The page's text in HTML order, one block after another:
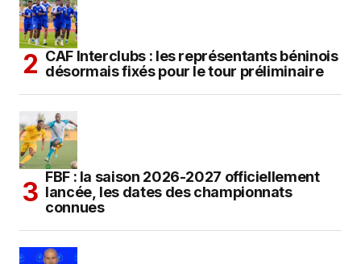
CAF Interclubs : les représentants béninois
désormais fixés pour le tour préliminaire
FBF : la saison 2026-2027 officiellement
lancée, les dates des championnats
connues